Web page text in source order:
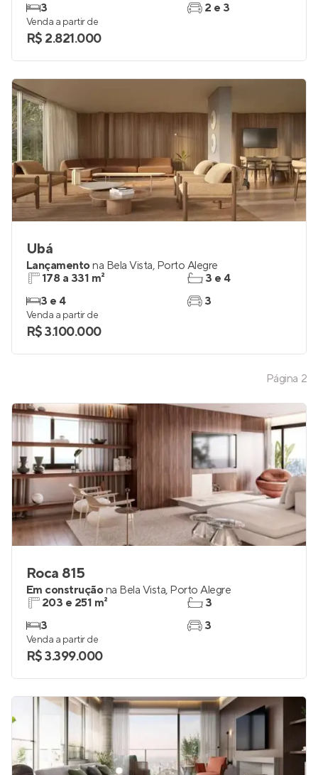
Página 2
3
2 e 3
Venda a partir de
R$ 2.821.000
Ubá
Lançamentona Bela Vista, Porto Alegre
178 a 331 m²
3 e 4
3 e 4
3
Venda a partir de
R$ 3.100.000
Roca 815
Em construçãona Bela Vista, Porto Alegre
203 e 251 m²
3
3
3
Venda a partir de
R$ 3.399.000